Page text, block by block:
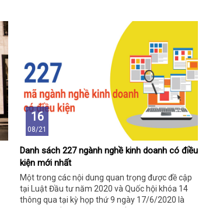
16
08/21
Danh sách 227 ngành nghề kinh doanh có điều
kiện mới nhất
Một trong các nội dung quan trọng được đề cập
tại Luật Đầu tư năm 2020 và Quốc hội khóa 14
thông qua tại kỳ họp thứ 9 ngày 17/6/2020 là